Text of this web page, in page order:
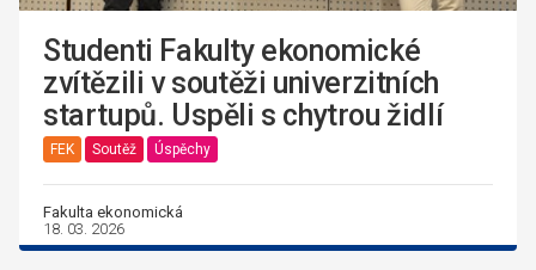
Studenti Fakulty ekonomické
zvítězili v soutěži univerzitních
startupů. Uspěli s chytrou židlí
FEK Soutěž Úspěchy
Fakulta ekonomická
18. 03. 2026